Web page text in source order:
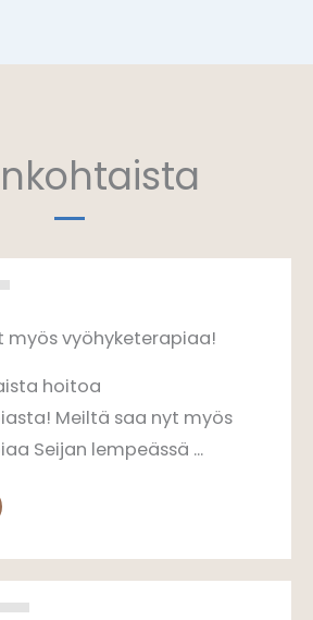
myös vyöhyketerapiaa!
hoitoa
Meiltä saa nyt myös
Seijan lempeässä ...